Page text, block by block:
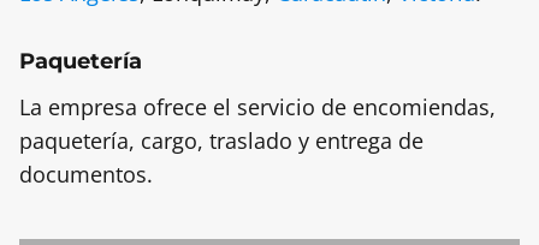
Paquetería
La empresa ofrece el servicio de encomiendas,
paquetería, cargo, traslado y entrega de
documentos.